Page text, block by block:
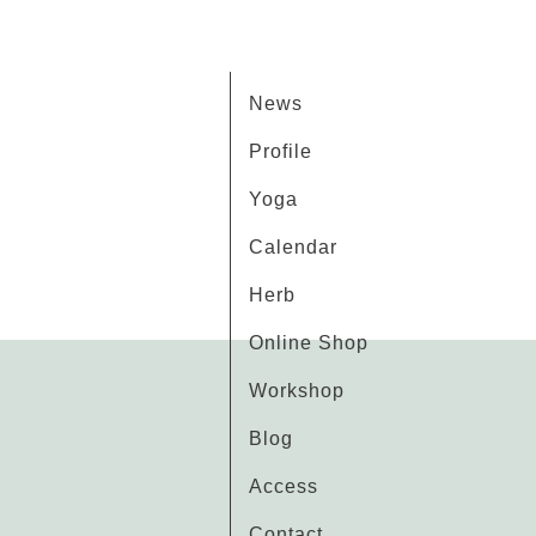
News
Profile
Yoga
Calendar
Herb
Online Shop
Workshop
Blog
Access